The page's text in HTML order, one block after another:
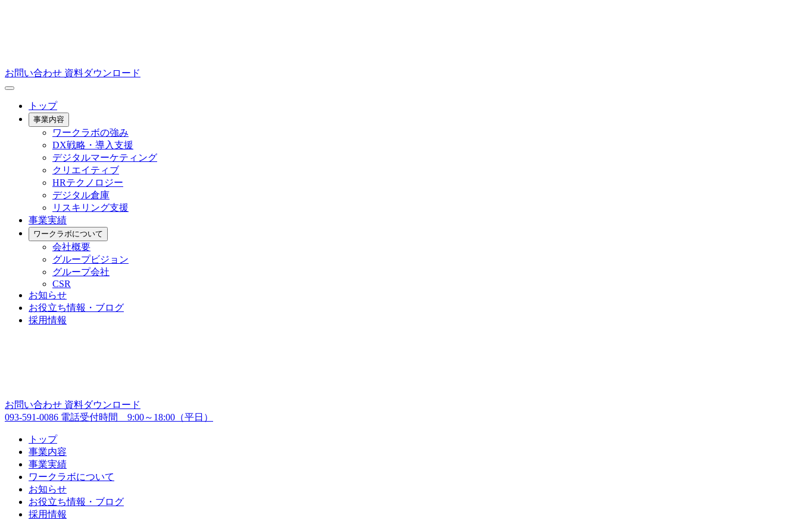
お問い合わせ 資料ダウンロード
トップ
事業内容
ワークラボの強み
DX戦略・導入支援
デジタルマーケティング
クリエイティブ
HRテクノロジー
デジタル倉庫
リスキリング支援
事業実績
ワークラボについて
会社概要
グループビジョン
グループ会社
CSR
お知らせ
お役立ち情報・ブログ
採用情報
お問い合わせ 資料ダウンロード
093-591-0086 電話受付時間 9:00～18:00（平日）
トップ
事業内容
事業実績
ワークラボについて
お知らせ
お役立ち情報・ブログ
採用情報